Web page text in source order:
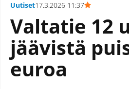
Uutiset17.3.2026 11:37
Valtatie 12
jäävistä
euroa